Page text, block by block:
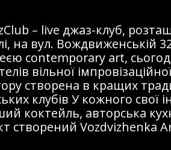
– live джаз-клуб,
на вул. Вождвиженській
contemporary art,
вільної
створена в кращих
клубів У кожного свої
коктейль, авторська
створений Vozdvizhenka